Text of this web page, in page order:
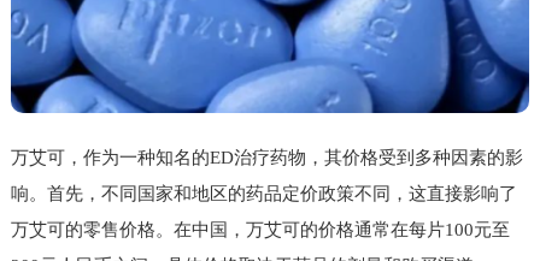
万艾可，作为一种知名的ED治疗药物，其价格受到多种因素的影
响。首先，不同国家和地区的药品定价政策不同，这直接影响了
万艾可的零售价格。在中国，万艾可的价格通常在每片100元至